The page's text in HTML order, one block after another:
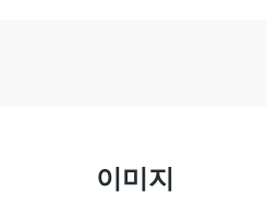
이미지